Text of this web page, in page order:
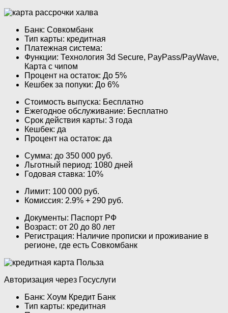
Банк: Совкомбанк
Тип карты: кредитная
Платежная система:
Функции: Технология 3d Secure, PayPass/PayWave,
Карта с чипом
Процент на остаток: До 5%
Кешбек за попуки: До 6%
Стоимость выпуска: Бесплатно
Ежегодное обслуживание: Бесплатно
Срок действия карты: 3 года
Кешбек: да
Процент на остаток: да
Сумма: до 350 000 руб.
Льготный период: 1080 дней
Годовая ставка: 10%
Лимит: 100 000 руб.
Комиссия: 2.9% + 290 руб.
Документы: Паспорт РФ
Возраст: от 20 до 80 лет
Регистрация: Наличие прописки и проживание в
регионе, где есть Совкомбанк
Авторизация через Госуслуги
Банк: Хоум Кредит Банк
Тип карты: кредитная